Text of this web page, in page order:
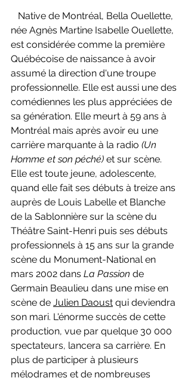
née Agnès Martine Isabelle Ouellette,
est considérée comme la première
Québécoise de naissance à avoir
assumé la direction d'une troupe
professionnelle. Elle est aussi une des
comédiennes les plus appréciées de
sa génération. Elle meurt à 59 ans à
Montréal mais après avoir eu une
carrière marquante à la radio (Un
Homme et son péché) et sur scène.
Elle est toute jeune, adolescente,
quand elle fait ses débuts à treize ans
auprès de Louis Labelle et Blanche
de la Sablonnière sur la scène du
Théâtre Saint-Henri puis ses débuts
professionnels à 15 ans sur la grande
scène du Monument-National en
mars 2002 dans La Passion de
Germain Beaulieu dans une mise en
scène de Julien Daoust qui deviendra
son mari. L'énorme succès de cette
production, vue par quelque 30 000
spectateurs, lancera sa carrière. En
plus de participer à plusieurs
mélodrames et de nombreuses